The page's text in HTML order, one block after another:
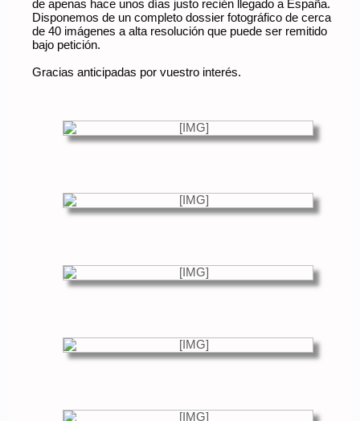
de apenas hace unos días justo recién llegado a España.
Disponemos de un completo dossier fotográfico de cerca
de 40 imágenes a alta resolución que puede ser remitido
bajo petición.
Gracias anticipadas por vuestro interés.